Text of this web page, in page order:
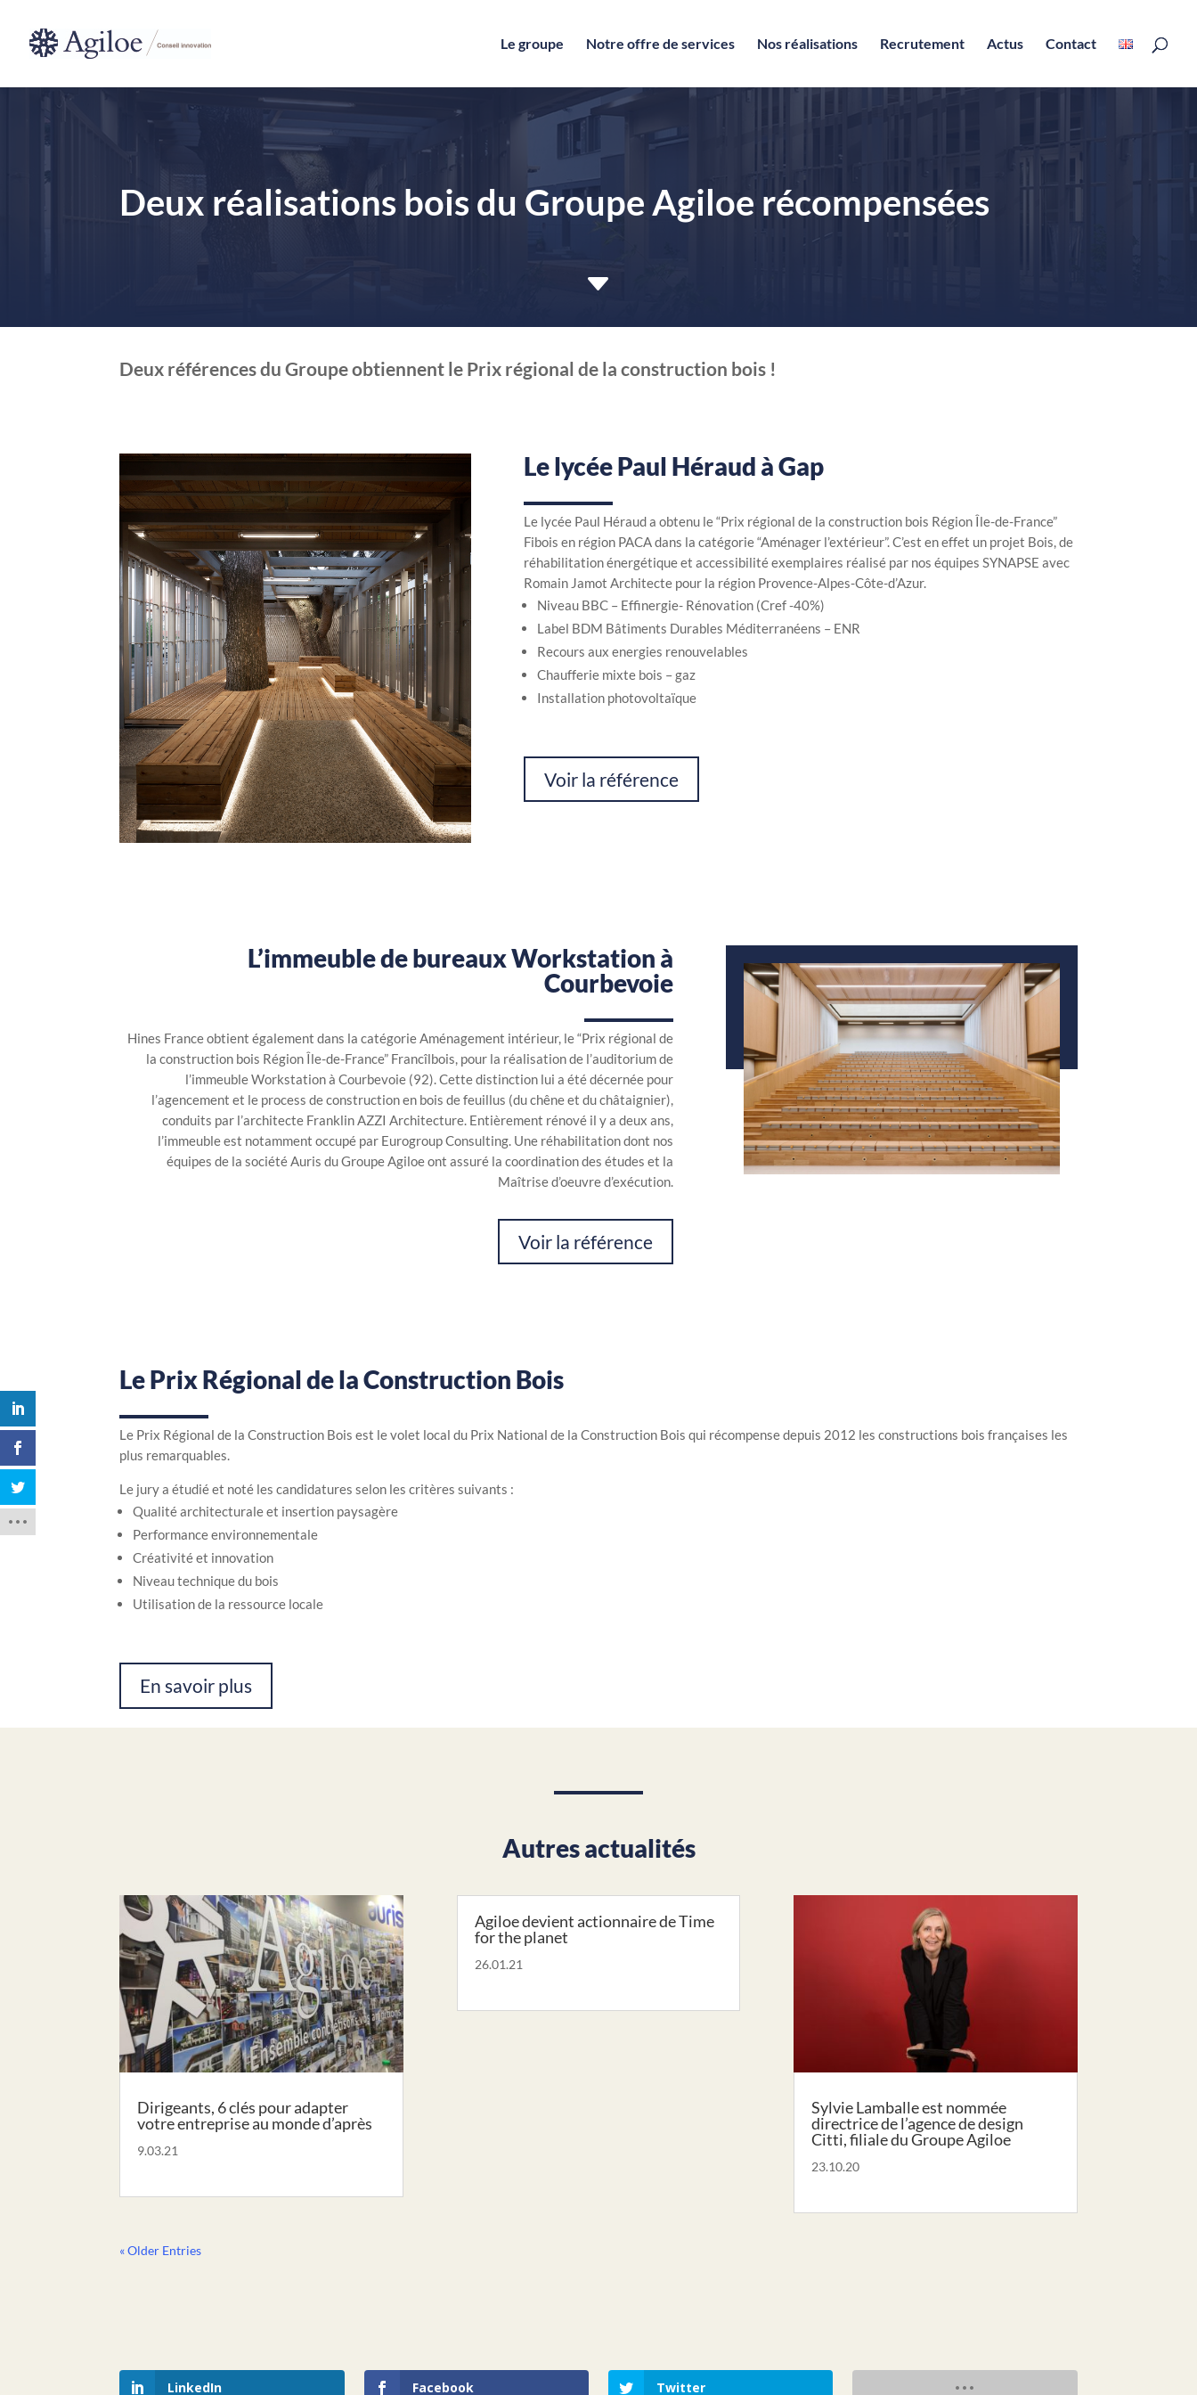
Le groupe Notre offre de services Nos réalisations Recrutement Actus Contact
Deux réalisations bois du Groupe Agiloe récompensées
C
Deux références du Groupe obtiennent le Prix régional de la construction bois !
Le lycée Paul Héraud à Gap
Le lycée Paul Héraud a obtenu le “Prix régional de la construction bois Région Île-de-France”
Fibois en région PACA dans la catégorie “Aménager l’extérieur”. C’est en effet un projet Bois, de
réhabilitation énergétique et accessibilité exemplaires réalisé par nos équipes SYNAPSE avec
Romain Jamot Architecte pour la région Provence-Alpes-Côte-d’Azur.
Niveau BBC – Effinergie- Rénovation (Cref -40%)
Label BDM Bâtiments Durables Méditerranéens – ENR
Recours aux energies renouvelables
Chaufferie mixte bois – gaz
Installation photovoltaïque
Voir la référence
L’immeuble de bureaux Workstation à
Courbevoie
Hines France obtient également dans la catégorie Aménagement intérieur, le “Prix régional de
la construction bois Région Île-de-France” Francîlbois, pour la réalisation de l’auditorium de
l’immeuble Workstation à Courbevoie (92). Cette distinction lui a été décernée pour
l’agencement et le process de construction en bois de feuillus (du chêne et du châtaignier),
conduits par l’architecte Franklin AZZI Architecture. Entièrement rénové il y a deux ans,
l’immeuble est notamment occupé par Eurogroup Consulting. Une réhabilitation dont nos
équipes de la société Auris du Groupe Agiloe ont assuré la coordination des études et la
Maîtrise d’oeuvre d’exécution.
Voir la référence
Le Prix Régional de la Construction Bois
Le Prix Régional de la Construction Bois est le volet local du Prix National de la Construction Bois qui récompense depuis 2012 les constructions bois françaises les
plus remarquables.
Le jury a étudié et noté les candidatures selon les critères suivants :
Qualité architecturale et insertion paysagère
Performance environnementale
Créativité et innovation
Niveau technique du bois
Utilisation de la ressource locale
En savoir plus
Autres actualités
Dirigeants, 6 clés pour adapter
votre entreprise au monde d’après
9.03.21
Agiloe devient actionnaire de Time
for the planet
26.01.21
Sylvie Lamballe est nommée
directrice de l’agence de design
Citti, filiale du Groupe Agiloe
23.10.20
« Older Entries
LinkedIn Facebook Twitter